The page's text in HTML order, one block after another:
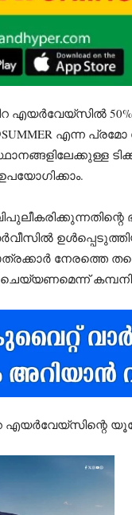
എയർവേയ്സിൽ
എന്ന
നേരത്തെ
കമ്പനി